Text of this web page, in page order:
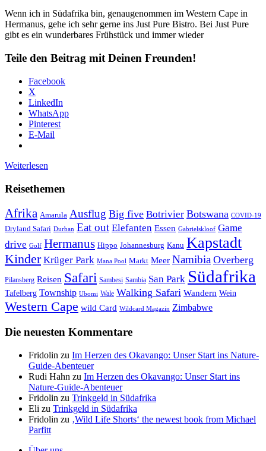
Wenn ich in Südafrika bin, genaugenommen im Western Cape in
Hermanus, gehe ich sehr gerne ins Just Pure Bistro. Bei Just Pure
gibt es ein wunderbares Frühstück und immer wieder
Teile den Beitrag mit Deinen Freunden!
Facebook
X
LinkedIn
WhatsApp
Pinterest
E-Mail
Weiterlesen
Reisethemen
Afrika Amarula Ausflug Big five Botrivier Botswana COVID-19
Dryland Safari Durban Eat out Elefanten Essen Gabrielskloof Game
drive Golf Hermanus Hippo Johannesburg Kanu Kapstadt
Kinder Krüger Park Mana Pool Markt Meer Namibia Overberg
Pilansberg Reisen Safari Sambesi Sambia San Park Südafrika
Tafelberg Township Ubomi Wale Walking Safari Wandern Wein
Western Cape wild Card Wildcard Magazin Zimbabwe
Die neuesten Kommentare
Fridolin zu Im Herzen des Okavango: Unser Start ins Nature-
Guide-Abenteuer
Rudi Hahn zu Im Herzen des Okavango: Unser Start ins
Nature-Guide-Abenteuer
Fridolin zu Trinkgeld in Südafrika
Eli zu Trinkgeld in Südafrika
Fridolin zu ‚Wild Life Shorts‘ the newest book from Michael
Parfitt